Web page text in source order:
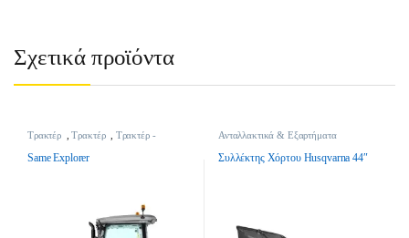
Σχετικά προϊόντα
Τρακτέρ ,Τρακτέρ
Τρακτέρ -
Same Explorer
Ανταλλακτικά & Εξαρτήματα
Χλοοκοπτικά Κήπου
,Τρακτέρ -
Γεωργικά Μηχανήματα
Συλλέκτης Χόρτου Husqvarna 44″